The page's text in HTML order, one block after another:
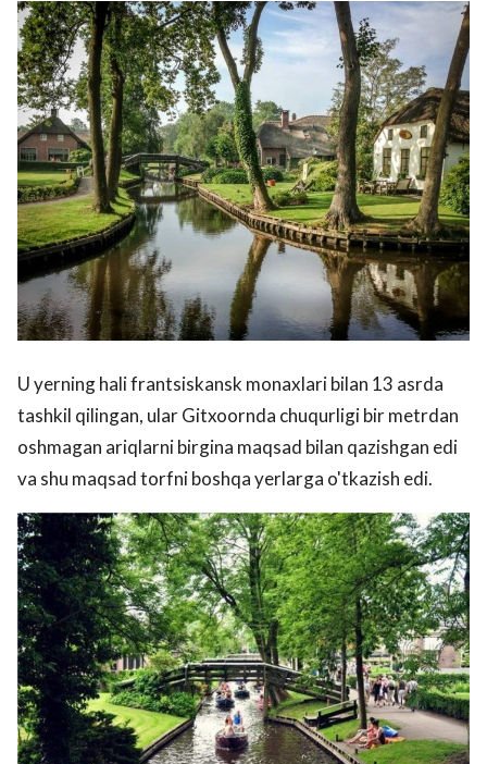
защищены.
U yerning hali frantsiskansk monaxlari bilan 13 asrda
tashkil qilingan, ular Gitxoornda chuqurligi bir metrdan
oshmagan ariqlarni birgina maqsad bilan qazishgan edi
va shu maqsad torfni boshqa yerlarga o'tkazish edi.